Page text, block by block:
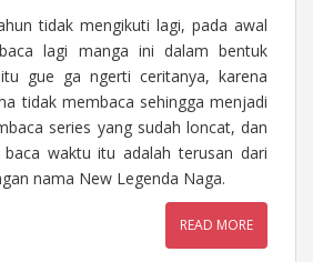
tidak mengikuti lagi, pada awal
lagi manga ini dalam bentuk
gue ga ngerti ceritanya, karena
tidak membaca sehingga menjadi
series yang sudah loncat, dan
waktu itu adalah terusan dari
nama New Legenda Naga.
READ MORE